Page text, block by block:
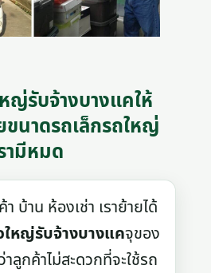
ญ่รับจ้างบางแคให้
ขนาดรถเล็กรถใหญ่
ามีหมด
าน ห้องเช่า เราย้ายได้
ใหญ่รับจ้างบางแคจุของ
าลูกค้าไม่สะดวกที่จะใช้รถ